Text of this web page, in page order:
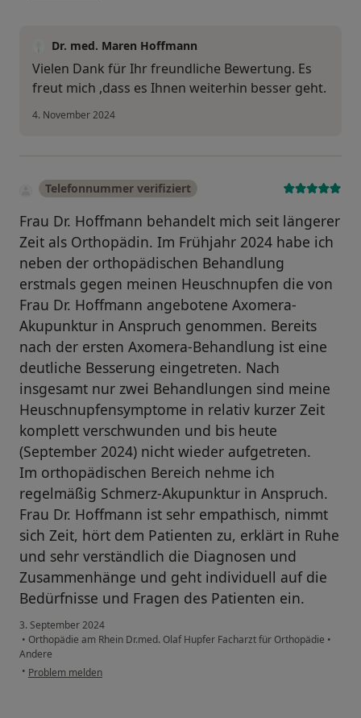
Dr. med. Maren Hoffmann
Vielen Dank für Ihr freundliche Bewertung. Es
freut mich ,dass es Ihnen weiterhin besser geht.
4. November 2024
Telefonnummer verifiziert
Frau Dr. Hoffmann behandelt mich seit längerer
Zeit als Orthopädin. Im Frühjahr 2024 habe ich
neben der orthopädischen Behandlung
erstmals gegen meinen Heuschnupfen die von
Frau Dr. Hoffmann angebotene Axomera-
Akupunktur in Anspruch genommen. Bereits
nach der ersten Axomera-Behandlung ist eine
deutliche Besserung eingetreten. Nach
insgesamt nur zwei Behandlungen sind meine
Heuschnupfensymptome in relativ kurzer Zeit
komplett verschwunden und bis heute
(September 2024) nicht wieder aufgetreten.
Im orthopädischen Bereich nehme ich
regelmäßig Schmerz-Akupunktur in Anspruch.
Frau Dr. Hoffmann ist sehr empathisch, nimmt
sich Zeit, hört dem Patienten zu, erklärt in Ruhe
und sehr verständlich die Diagnosen und
Zusammenhänge und geht individuell auf die
Bedürfnisse und Fragen des Patienten ein.
3. September 2024
• Orthopädie am Rhein Dr.med. Olaf Hupfer Facharzt für Orthopädie •
Andere
• Problem melden